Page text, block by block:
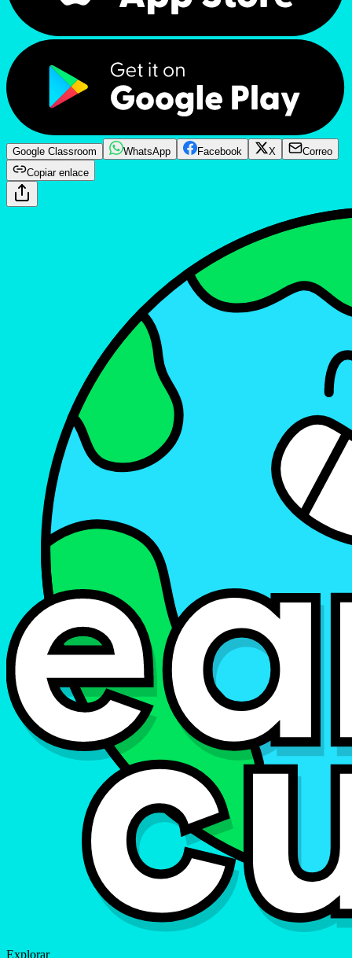
Google Classroom WhatsApp Facebook X
Correo
Copiar enlace
Explorar